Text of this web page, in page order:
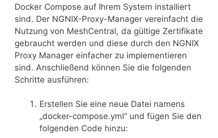
Docker Compose auf Ihrem System installiert
sind. Der NGNIX-Proxy-Manager vereinfacht die
Nutzung von MeshCentral, da gültige Zertifikate
gebraucht werden und diese durch den NGNIX
Proxy Manager einfacher zu implementieren
sind. Anschließend können Sie die folgenden
Schritte ausführen:
Erstellen Sie eine neue Datei namens
„docker-compose.yml“ und fügen Sie den
folgenden Code hinzu: